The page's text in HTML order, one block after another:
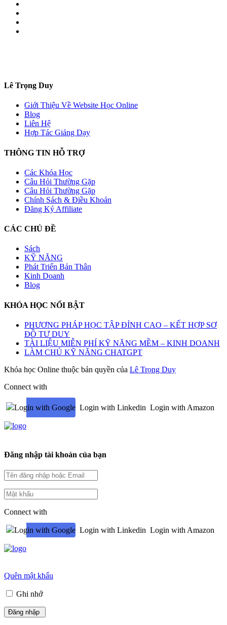
Lê Trọng Duy
Giới Thiệu Về Website Học Online
Blog
Liên Hệ
Hợp Tác Giảng Dạy
THÔNG TIN HỖ TRỢ
Các Khóa Học
Câu Hỏi Thường Gặp
Câu Hỏi Thường Gặp
Chính Sách & Điều Khoản
Đăng Ký Affiliate
CÁC CHỦ ĐỀ
Sách
KỸ NĂNG
Phát Triển Bản Thân
Kinh Doanh
Blog
KHÓA HỌC NỔI BẬT
PHƯƠNG PHÁP HỌC TẬP ĐỈNH CAO – KẾT HỢP SƠ
ĐỒ TƯ DUY
TÀI LIỆU MIỄN PHÍ KỸ NĂNG MỀM – KINH DOANH
LÀM CHỦ KỸ NĂNG CHATGPT
Khóa học Online thuộc bản quyền của Lê Trọng Duy
Connect with
Login with Google Login with Linkedin Login with Amazon
Đăng nhập tài khoản của bạn
Connect with
Login with Google Login with Linkedin Login with Amazon
Quên mật khẩu
Ghi nhớ